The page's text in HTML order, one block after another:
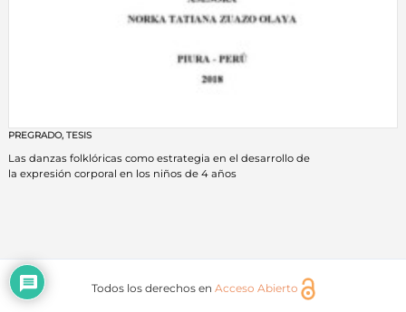
PREGRADO, TESIS
Las danzas folklóricas como estrategia en el desarrollo de
la expresión corporal en los niños de 4 años
Todos los derechos en Acceso Abierto